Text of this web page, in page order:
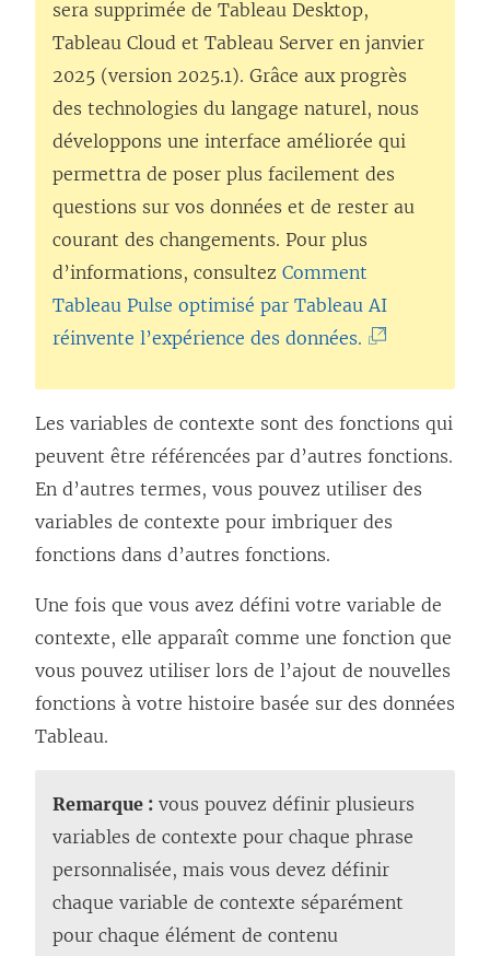
sera supprimée de Tableau Desktop,
Tableau Cloud et Tableau Server en janvier
2025 (version 2025.1). Grâce aux progrès
des technologies du langage naturel, nous
développons une interface améliorée qui
permettra de poser plus facilement des
questions sur vos données et de rester au
courant des changements. Pour plus
d’informations, consultez Comment
Tableau Pulse optimisé par Tableau AI
réinvente l’expérience des données.
l
e
n
’
o
u
v
d
a
n
s
Les variables de contexte sont des fonctions qui
peuvent être référencées par d’autres fonctions.
En d’autres termes, vous pouvez utiliser des
variables de contexte pour imbriquer des
fonctions dans d’autres fonctions.
Une fois que vous avez défini votre variable de
contexte, elle apparaît comme une fonction que
vous pouvez utiliser lors de l’ajout de nouvelles
fonctions à votre histoire basée sur des données
Tableau.
Remarque : vous pouvez définir plusieurs
variables de contexte pour chaque phrase
personnalisée, mais vous devez définir
chaque variable de contexte séparément
pour chaque élément de contenu